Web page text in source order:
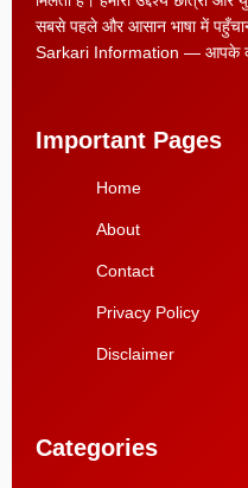
सबसे पहले और आसान भाषा में
Sarkari Information — आपके
Important Pages
Home
About
Contact
Privacy Policy
Disclaimer
Categories